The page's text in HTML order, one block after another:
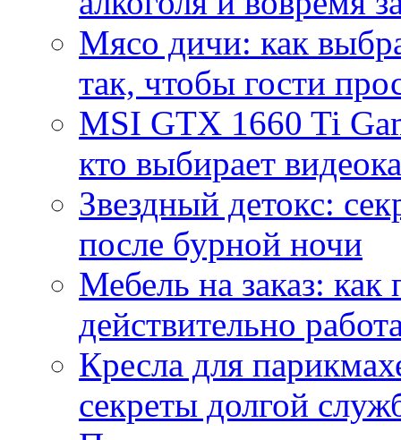
Мясо дичи: как
так, чтобы гости
MSI GTX 1660 Ti
кто выбирает
Звездный детокс:
после бурной ночи
Мебель на заказ:
действительно
Кресла для
секреты долгой